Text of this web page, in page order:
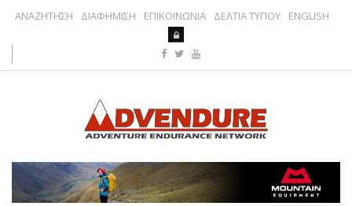
ΑΝΑΖΗΤΗΣΗ ΔΙΑΦΗΜΙΣΗ ΕΠΙΚΟΙΝΩΝΙΑ ΔΕΛΤΙΑ ΤΥΠΟΥ ENGLISH